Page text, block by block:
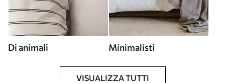
Di animali Minimalisti
VISUALIZZA TUTTI